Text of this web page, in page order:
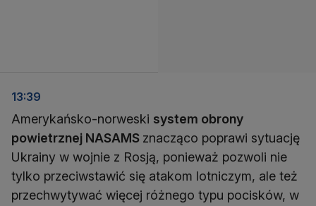
13:39
Amerykańsko-norweski system obrony
powietrznej NASAMS znacząco poprawi sytuację
Ukrainy w wojnie z Rosją, ponieważ pozwoli nie
tylko przeciwstawić się atakom lotniczym, ale też
przechwytywać więcej różnego typu pocisków, w